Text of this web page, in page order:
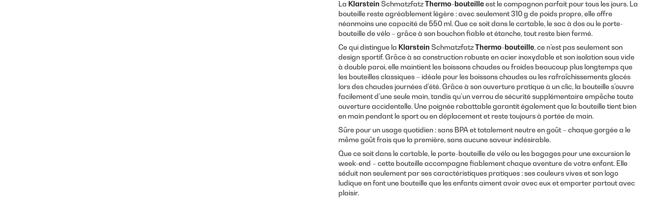
La Klarstein SchmatzfatzThermo-bouteilleest le compagnon parfait pour tous les jours. La
bouteille reste agréablement légère : avec seulement 310 g de poids propre, elle offre
néanmoins une capacité de 550 ml. Que ce soit dans le cartable, le sac à dos ou le porte-
bouteille de vélo – grâce à son bouchon fiable et étanche, tout reste bien fermé.
Ce qui distingue la Klarstein SchmatzfatzThermo-bouteille, ce n’est pas seulement son
design sportif. Grâce à sa construction robuste en acier inoxydable et son isolation sous vide
à double paroi, elle maintient les boissons chaudes ou froides beaucoup plus longtemps que
les bouteilles classiques – idéale pour les boissons chaudes ou les rafraîchissements glacés
lors des chaudes journées d’été. Grâce à son ouverture pratique à un clic, la bouteille s’ouvre
facilement d’une seule main, tandis qu’un verrou de sécurité supplémentaire empêche toute
ouverture accidentelle. Une poignée rabattable garantit également que la bouteille tient bien
en main pendant le sport ou en déplacement et reste toujours à portée de main.
Sûre pour un usage quotidien : sans BPA et totalement neutre en goût – chaque gorgée a le
même goût frais que la première, sans aucune saveur indésirable.
Que ce soit dans le cartable, le porte-bouteille de vélo ou les bagages pour une excursion le
week-end – cette bouteille accompagne fiablement chaque aventure de votre enfant. Elle
séduit non seulement par ses caractéristiques pratiques : ses couleurs vives et son logo
ludique en font une bouteille que les enfants aiment avoir avec eux et emporter partout avec
plaisir.